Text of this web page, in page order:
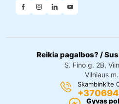
Reikia pagalbos? /
S. Fino g. 2B,
Vilniaus
Skambinkite
Gyvas